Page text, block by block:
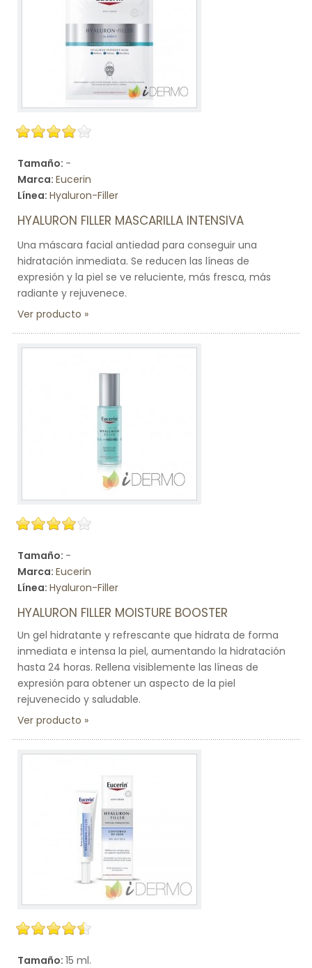
Tamaño: -
Marca: Eucerin
Línea: Hyaluron-Filler
HYALURON FILLER MASCARILLA INTENSIVA
Una máscara facial antiedad para conseguir una
hidratación inmediata. Se reducen las líneas de
expresión y la piel se ve reluciente, más fresca, más
radiante y rejuvenece.
Ver producto
Tamaño: -
Marca: Eucerin
Línea: Hyaluron-Filler
HYALURON FILLER MOISTURE BOOSTER
Un gel hidratante y refrescante que hidrata de forma
inmediata e intensa la piel, aumentando la hidratación
hasta 24 horas. Rellena visiblemente las líneas de
expresión para obtener un aspecto de la piel
rejuvenecido y saludable.
Ver producto
Tamaño: 15 ml.